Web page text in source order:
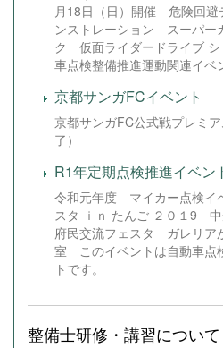
月18日（日）開催 危険回避
ンストレーション スーパー
ク 仮面ライダードライブ
車点検整備推進運動関連イベ
京都サンガFCイベント
京都サンガFC公式戦プレミ
了）
R1年定期点検推進イベン
令和元年度 マイカー点検イ
スタ ｉｎ たんご ２０１9
府民交流フェスタ ガレリア
室 このイベントは自動車点
トです。
整備士研修・講習について